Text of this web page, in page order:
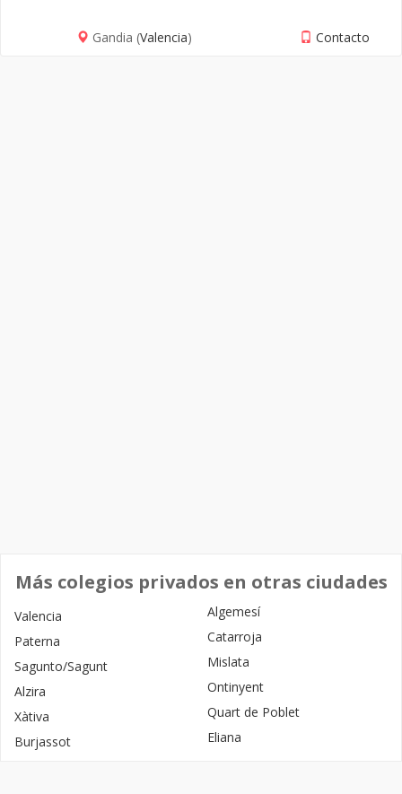
Gandia (Valencia) Contacto
Más colegios privados en otras ciudades
Valencia
Paterna
Sagunto/Sagunt
Alzira
Xàtiva
Burjassot
Algemesí
Catarroja
Mislata
Ontinyent
Quart de Poblet
Eliana